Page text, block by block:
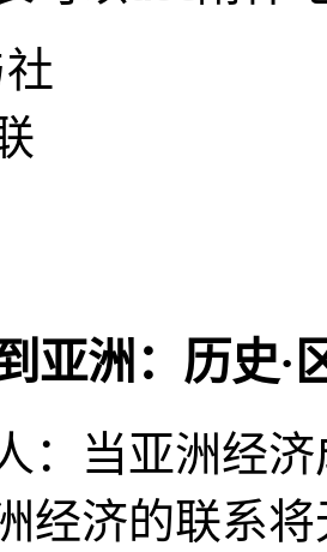
亚洲：历史·
：当亚洲经
经济的联系